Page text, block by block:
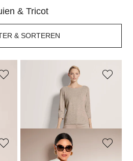
& Tricot
& SORTEREN
MADELEINE
Kasjmier trui met boothals
189,95 €
+11 Kleuren